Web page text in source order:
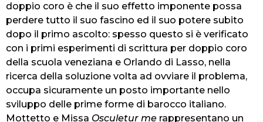
doppio coro è che il suo effetto imponente possa
perdere tutto il suo fascino ed il suo potere subito
dopo il primo ascolto: spesso questo si è verificato
con i primi esperimenti di scrittura per doppio coro
della scuola veneziana e Orlando di Lasso, nella
ricerca della soluzione volta ad ovviare il problema,
occupa sicuramente un posto importante nello
sviluppo delle prime forme di barocco italiano.
Mottetto e Missa Osculetur me rappresentano un